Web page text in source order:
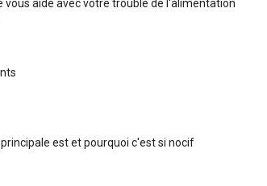
aide avec votre trouble de l'alimentation
est et pourquoi c'est si nocif